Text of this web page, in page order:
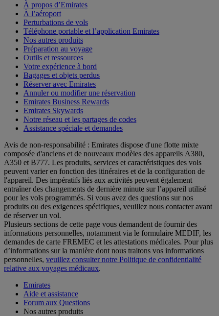
À propos d’Emirates
À l’aéroport
Perturbations de vols
Téléphone portable et l’application Emirates
Nos autres produits
Préparation au voyage
Outils et ressources
Votre expérience à bord
Bagages et objets perdus
Réserver avec Emirates
Annuler ou modifier une réservation
Emirates Business Rewards
Emirates Skywards
Notre réseau et les partages de codes
Assistance spéciale et demandes
Avis de non-responsabilité : Emirates dispose d'une flotte mixte
composée d'anciens et de nouveaux modèles des appareils A380,
A350 et B777. Les produits, services et caractéristiques des vols
peuvent varier en fonction des itinéraires et de la configuration de
l'appareil. Des impératifs liés aux activités peuvent également
entraîner des changements de dernière minute sur l’appareil utilisé
pour les vols programmés. Si vous avez des questions sur nos
produits ou des exigences spécifiques, veuillez nous contacter avant
de réserver un vol.
Plusieurs sections de cette page vous demandent de fournir des
informations personnelles, notamment via le formulaire MEDIF, les
demandes de carte FREMEC et les attestations médicales. Pour plus
d’informations sur la manière dont nous traitons vos informations
personnelles, veuillez consulter notre Politique de confidentialité
relative aux voyages médicaux.
Emirates
Aide et assistance
Forum aux Questions
Nos autres produits